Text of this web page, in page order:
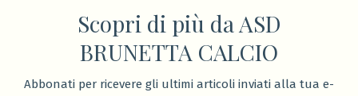
Scopri di più da ASD
BRUNETTA CALCIO
Abbonati per ricevere gli ultimi articoli inviati alla tua e-